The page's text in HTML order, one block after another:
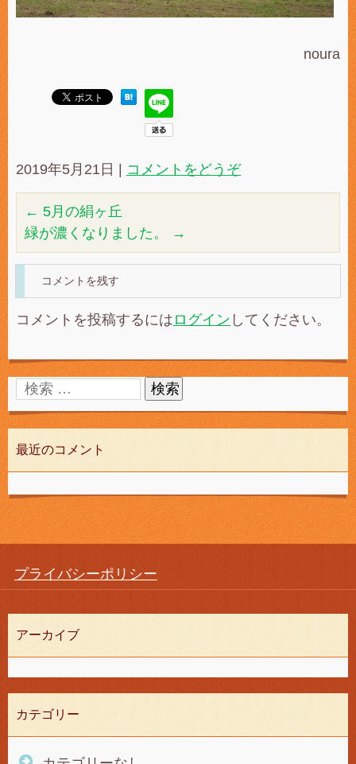
noura
2019年5月21日 コメントをどうぞ
← 5月の絹ヶ丘
緑が濃くなりました。
→
コメントを残す
コメントを投稿するには ログイン してください。
最近のコメント
プライバシーポリシー
アーカイブ
カテゴリー